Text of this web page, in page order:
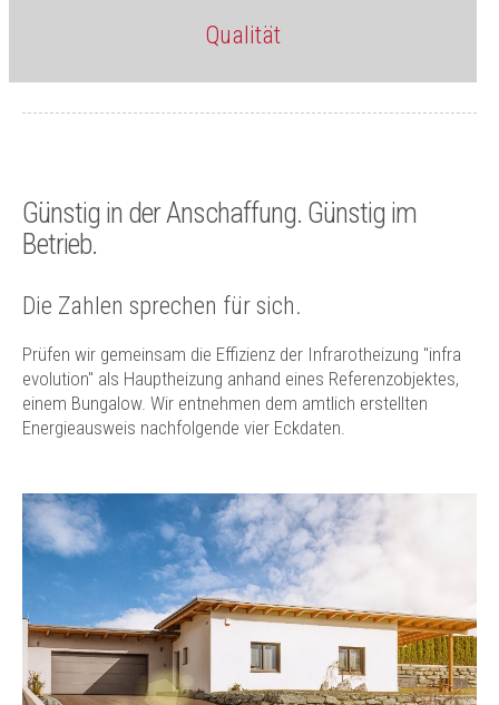
Qualität
Günstig in der Anschaffung. Günstig im
Betrieb.
Die Zahlen sprechen für sich.
Prüfen wir gemeinsam die Effizienz der Infrarotheizung "infra
evolution" als Hauptheizung anhand eines Referenzobjektes,
einem Bungalow. Wir entnehmen dem amtlich erstellten
Energieausweis nachfolgende vier Eckdaten.